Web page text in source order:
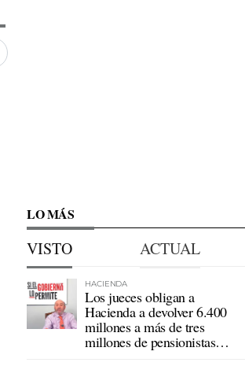
LO MÁS
VISTO ACTUAL
HACIENDA
Los jueces obligan a
Hacienda a devolver 6.400
millones a más de tres
millones de pensionistas